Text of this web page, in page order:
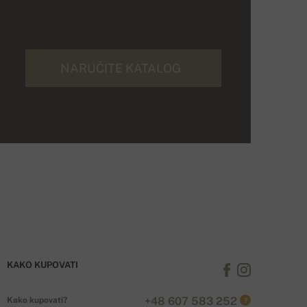
KAKO KUPOVATI
Kako kupovati? +48 607 583 252 ?